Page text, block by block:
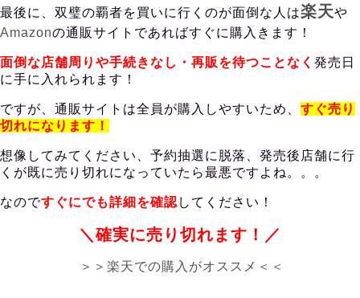
最後に、双璧の覇者を買いに行くのが面倒な人は楽天や
Amazonの通販サイトであればすぐに購入きます！
面倒な店舗周りや手続きなし・再販を待つことなく 発売日
に手に入れられます！
ですが、通販サイトは全員が購入しやすいため、 すぐ売り
切れになります！
想像してみてください、予約抽選に脱落、発売後店舗に行
くが既に売り切れになっていたら最悪ですよね。。。
なのですぐにでも詳細を確認 してください！
＼確実に売り切れます！／
＞＞楽天での購入がオススメ＜＜